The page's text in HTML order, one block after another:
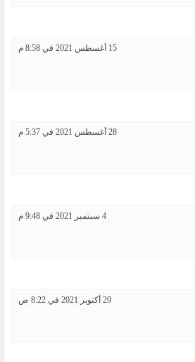
15 أغسطس 2021 في 8:58 م
28 أغسطس 2021 في 5:37 م
4 سبتمبر 2021 في 9:48 م
29 أكتوبر 2021 في 8:22 ص